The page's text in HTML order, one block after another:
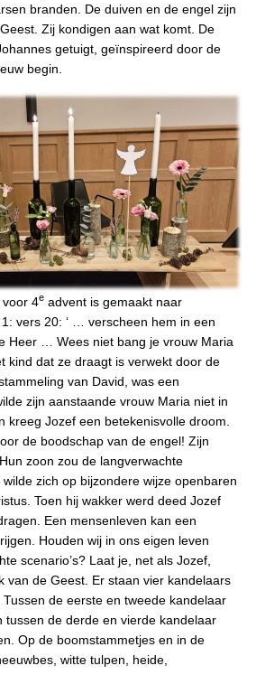
branden. De duiven en de engel zijn
Zij kondigen aan wat komt. De
getuigt, geïnspireerd door de
begin.
voor 4e advent is gemaakt naar
vers 20: ‘ … verscheen hem in een
Heer … Wees niet bang je vrouw Maria
kind dat ze draagt is verwekt door de
van David, was een
zijn aanstaande vrouw Maria niet in
kreeg Jozef een betekenisvolle droom.
de boodschap van de engel! Zijn
zoon zou de langverwachte
zich op bijzondere wijze openbaren
Toen hij wakker werd deed Jozef
Een mensenleven kan een
Houden wij in ons eigen leven
scenario’s? Laat je, net als Jozef,
van de Geest. Er staan vier kandelaars
de eerste en tweede kandelaar
tussen de derde en vierde kandelaar
Op de boomstammetjes en in de
witte tulpen, heide,